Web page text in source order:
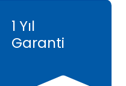
1 Yıl
Garanti